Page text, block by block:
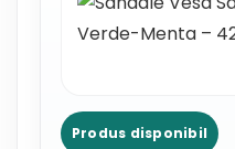
Produs disponibil